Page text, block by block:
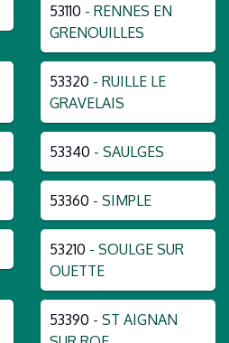
53110 - RENNES EN
GRENOUILLES
53320 - RUILLE LE
GRAVELAIS
53340 - SAULGES
53360 - SIMPLE
53210 - SOULGE SUR
OUETTE
53390 - ST AIGNAN